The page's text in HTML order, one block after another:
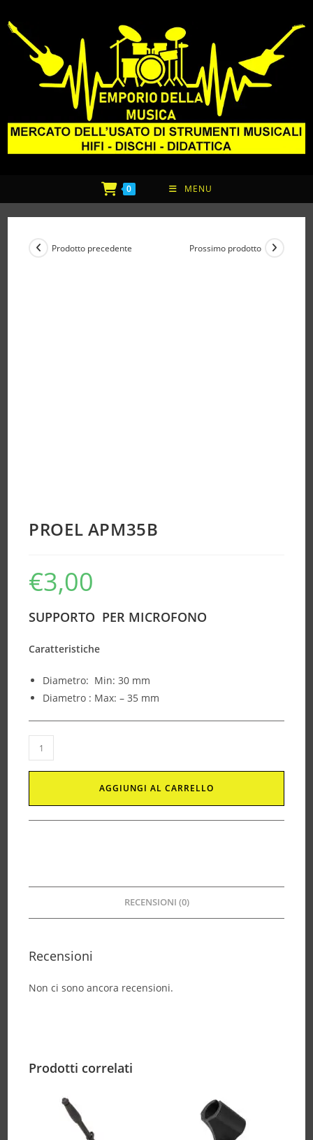
0 MENU
Prodotto precedente Prossimo prodotto
PROEL APM35B
€3,00
SUPPORTO PER MICROFONO
Caratteristiche
Diametro: Min: 30 mm
Diametro : Max: – 35 mm
AGGIUNGI AL CARRELLO
RECENSIONI (0)
Recensioni
Non ci sono ancora recensioni.
Prodotti correlati